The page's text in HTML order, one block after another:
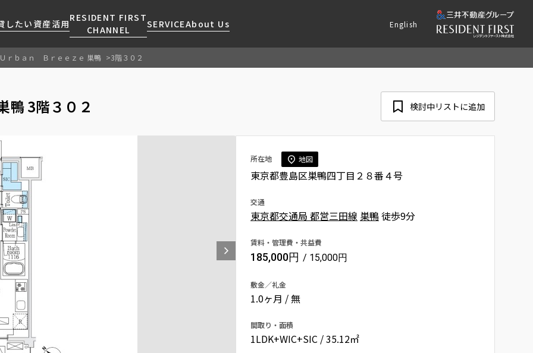
したい 資産活用
RESIDENT FIRST
CHANNEL
SERVICEAbout Us
会社情報
ニュースリリース
お問い合わせ
人気エリアから探す
駅・沿線から探す
地図から探す
キーワードから探す
新着情報から探す
新着募集情報
当社限定(港区・渋谷区以外)
お問い合わせ
お問い合わせ
マンションレポート
RESIDENT FIRST
会員ページ
ご入居・提携サービス
よくあるご質問
社宅紹介
込
English
Ｕｒｂａｎ Ｂｒｅｅｚｅ 巣鴨 3階３０２
3階３０２ 検討中リストに追加
所在地 地図
東京都豊島区巣鴨四丁目２８番４号
交通
東京都交通局 都営三田線 巣鴨徒歩9分
賃料・管理費・共益費
185,000円 / 15,000円
敷金／礼金
1.0ヶ月 / 無
間取り・面積
1LDK+WIC+SIC / 35.12㎡